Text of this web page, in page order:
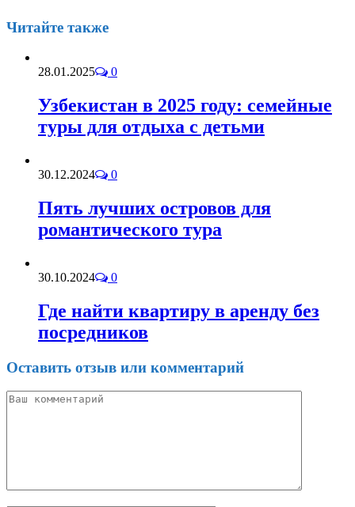
Читайте также
28.01.2025 0
Узбекистан в 2025 году: семейные
туры для отдыха с детьми
30.12.2024 0
Пять лучших островов для
романтического тура
30.10.2024 0
Где найти квартиру в аренду без
посредников
Оставить отзыв или комментарий